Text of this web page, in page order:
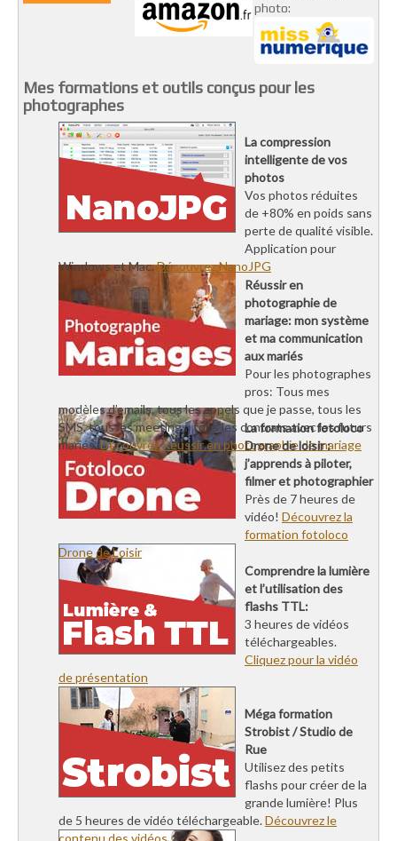
photo:
Mes formations et outils conçus pour les
photographes
La compression
intelligente de vos
photos
Vos photos réduites
de +80% en poids sans
perte de qualité visible.
Application pour
Windows et Mac.Découvrez NanoJPG
Réussir en
photographie de
mariage: mon système
et ma communication
aux mariés
Pour les photographes
pros: Tous mes
modèles d’emails, tous les appels que je passe, tous les
SMS, tous les meetings, tous les contrats avec les futurs
mariés.Découvrez Réussir en photographie de mariage
La formation fotoloco
Drone de loisir :
j’apprends à piloter,
filmer et photographier
Près de 7 heures de
vidéo! Découvrez la
formation fotoloco
Drone de Loisir
Comprendre la lumière
et l’utilisation des
flashs TTL:
3 heures de vidéos
téléchargeables.
Cliquez pour la vidéo
de présentation
Méga formation
Strobist / Studio de
Rue
Utilisez des petits
flashs pour créer de la
grande lumière! Plus
de 5 heures de vidéo téléchargeable.Découvrez le
contenu des vidéos